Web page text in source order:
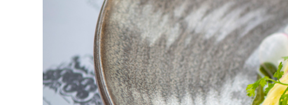
Lounaat ryhmämatkaajille
Juhlat ja yksityistilaisuudet